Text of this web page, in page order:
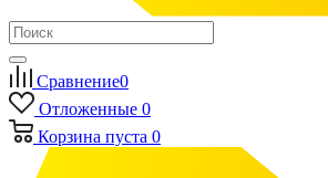
Сравнение0
Отложенные 0
Корзина пуста 0